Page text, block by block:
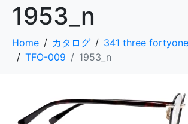
1953_n
Home カタログ
341 three
TFO-009
1953_n